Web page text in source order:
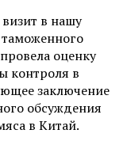
в нашу
таможенного
оценку
контроля в
заключение
обсуждения
в Китай.